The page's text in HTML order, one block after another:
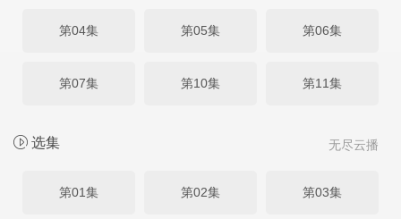
第04集 第05集 第06集
第07集 第10集 第11集
无尽云播
选集
第01集 第02集 第03集